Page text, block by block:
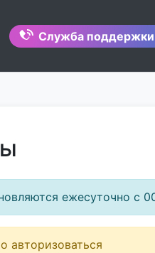
Служба поддержки
ежесуточно с
авторизоваться